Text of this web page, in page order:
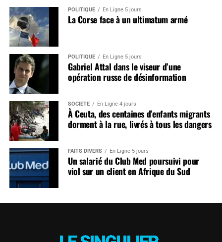
POLITIQUE En Ligne 5 jours
La Corse face à un ultimatum armé
POLITIQUE En Ligne 5 jours
Gabriel Attal dans le viseur d’une
opération russe de désinformation
SOCIÉTÉ En Ligne 4 jours
À Ceuta, des centaines d’enfants migrants
dorment à la rue, livrés à tous les dangers
FAITS DIVERS En Ligne 5 jours
Un salarié du Club Med poursuivi pour
viol sur un client en Afrique du Sud